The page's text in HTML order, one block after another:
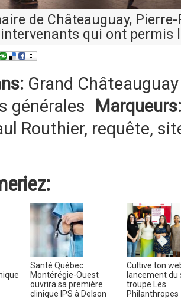
de Châteauguay,
intervenants qui ont permis
Grand
générales
Marqueurs:
Routhier, requête,
Santé Québec
Montérégie-Ouest
ouvrira sa première
clinique IPS à Delson
Cultive ton
lancement du
troupe Les
Philanthropes